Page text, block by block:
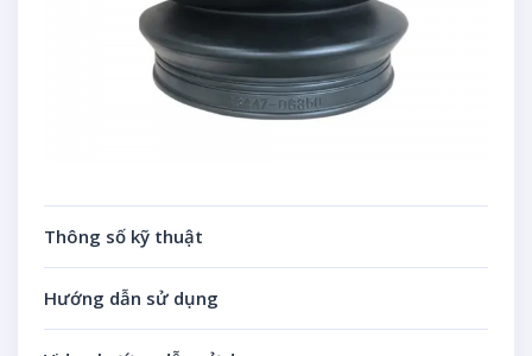
Thông số kỹ thuật
Hướng dẫn sử dụng